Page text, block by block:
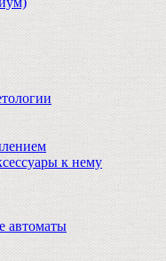
к нему
автоматы